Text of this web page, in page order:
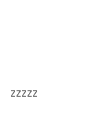
zzzzz